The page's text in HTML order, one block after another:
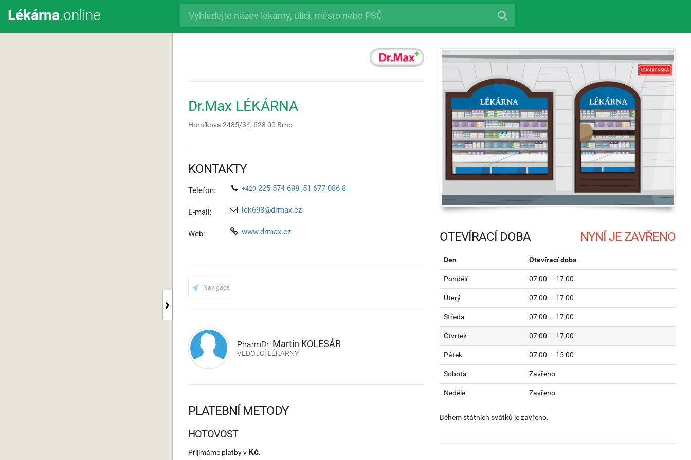
Lékárna.online
Dr.Max LÉKÁRNA
Horníkova 2485/34, 628 00 Brno
KONTAKTY
Telefon: +420 225 574 698 ,51 677 086 8
E-mail: lek698@drmax.cz
Web: www.drmax.cz
Navigace
PharmDr. Martin KOLESÁR
VEDOUCÍ LÉKÁRNY
OTEVÍRACÍ DOBA
Den Otevírací doba
Pondělí 07:00 — 17:00
Úterý 07:00 — 17:00
Středa 07:00 — 17:00
Čtvrtek 07:00 — 17:00
Pátek 07:00 — 15:00
Sobota Zavřeno
Neděle Zavřeno
Během státních svátků je zavřeno.
PLATEBNÍ METODY
HOTOVOST
Příjímáme platby v Kč.